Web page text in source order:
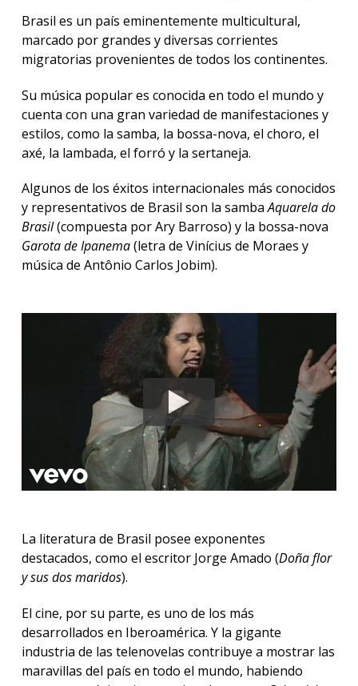
Brasil es un país eminentemente multicultural,
marcado por grandes y diversas corrientes
migratorias provenientes de todos los continentes.
Su música popular es conocida en todo el mundo y
cuenta con una gran variedad de manifestaciones y
estilos, como la samba, la bossa-nova, el choro, el
axé, la lambada, el forró y la sertaneja.
Algunos de los éxitos internacionales más conocidos
y representativos de Brasil son la sambaAquarela do
Brasil(compuesta por Ary Barroso) y la bossa-nova
Garota de Ipanema(letra de Vinícius de Moraes y
música de Antônio Carlos Jobim).
La literatura de Brasil posee exponentes
destacados, como el escritor Jorge Amado (Doña flor
y sus dos maridos).
El cine, por su parte, es uno de los más
desarrollados en Iberoamérica. Y la gigante
industria de las telenovelas contribuye a mostrar las
maravillas del país en todo el mundo, habiendo